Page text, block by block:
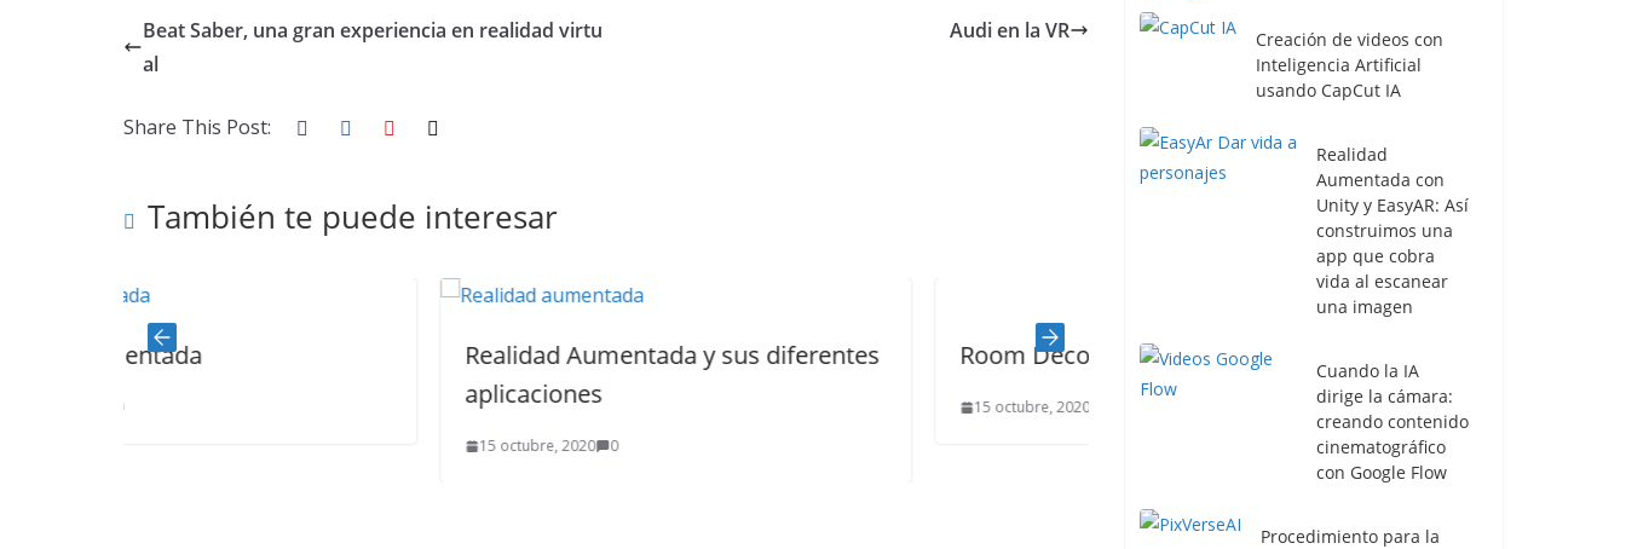
Beat Saber, una gran experiencia en realidad virtu
al
Audi en la VR
Share This Post:
También te puede interesar
Realidad Aumentada y sus diferentes
Room Decorator de Amazon
¡Resident Evil Biohazard! de los
videojuegos de terror mas
15 octubre, 2020 1
Creación de videos con
Inteligencia Artificial
usando CapCut IA
Realidad
Aumentada con
Unity y EasyAR: Así
construimos una
app que cobra
vida al escanear
una imagen
Cuando la IA
dirige la cámara:
creando contenido
cinematográfico
con Google Flow
Procedimiento para la